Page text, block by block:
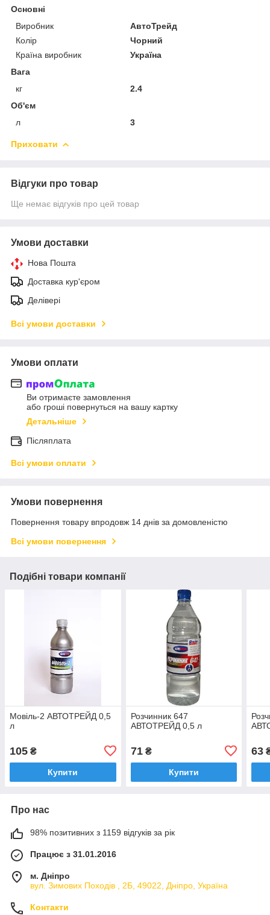
Основні
Виробник
АвтоТрейд
Колір
Чорний
Країна виробник
Україна
Вага
кг
2.4
Об'єм
л
3
Приховати
Відгуки про товар
Ще немає відгуків про цей товар
Умови доставки
Нова Пошта
Доставка кур'єром
Делівері
Всі умови доставки
Умови оплати
Ви отримаєте замовлення
або гроші повернуться на вашу картку
Детальніше
Післяплата
Всі умови оплати
Умови повернення
Повернення товару впродовж 14 днів за домовленістю
Всі умови повернення
Подібні товари компанії
Мовіль-2 АВТОТРЕЙД 0,5
л
105 ₴
Купити
Розчинник 647
АВТОТРЕЙД 0,5 л
71₴
Купити
63
Про нас
98% позитивних з 1159 відгуків за рік
Працює з 31.01.2016
м. Дніпро
вул. Зимових Походiв , 2Б, 49022, Дніпро, Україна
Контакти